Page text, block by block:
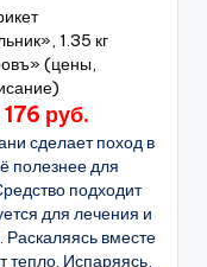
1.35 кг
(цены,
руб.
сделает поход в
полезнее для
подходит
для лечения и
вместе
тепло. Испаряясь,